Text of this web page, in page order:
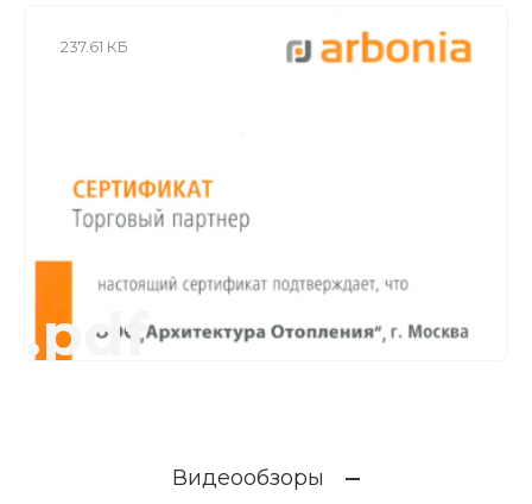
237.61 КБ
.pdf
Видеообзоры